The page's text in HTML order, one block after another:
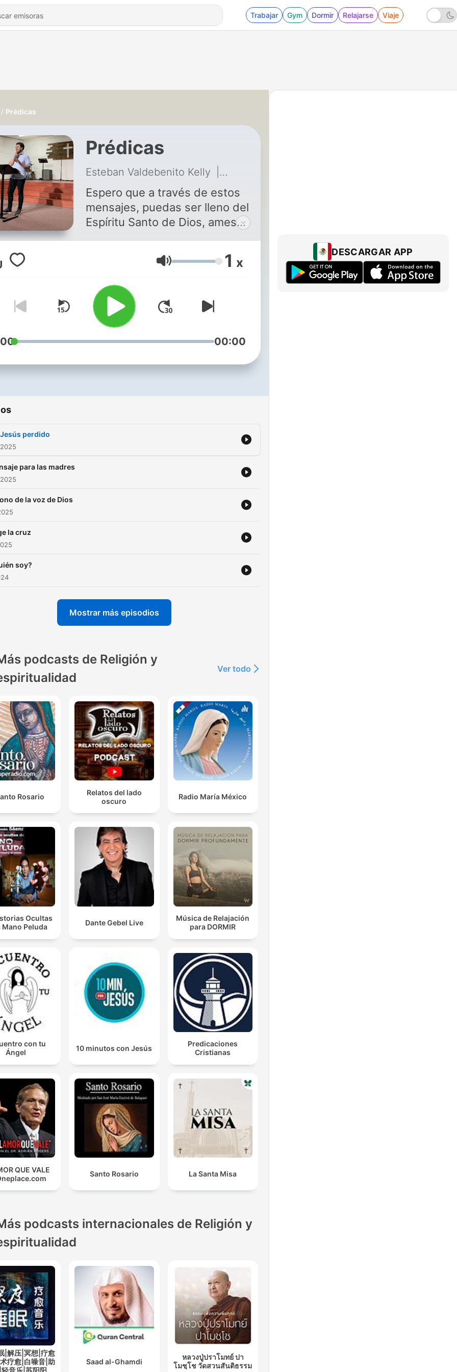
Trabajar Gym Dormir Relajarse Viaje
Prédicas
Prédicas
Esteban Valdebenito Kelly 38 - Un Jesús perdido
Espero que a través de estos
mensajes, puedas ser lleno del
Espíritu Santo de Dios, ames
por el amor del Padre.
Volumen 1 x
00:00
perdido
para las madres
de la voz de Dios
la cruz
soy?
Mostrar más episodios
podcasts de Religión y
Ver todo
Rosario
Relatos del lado
oscuro
Radio María México
Ocultas
Mano Peluda
Dante Gebel Live
Música de Relajación
para DORMIR
con tu
Ángel
10 minutos con Jesús
Predicaciones
Cristianas
QUE VALE
Santo Rosario La Santa Misa
podcasts internacionales de Religión y
|解压|冥想|疗愈
疗愈|白噪音|助
音乐|苏阳阳频
Saad al-Ghamdi
หลวงปู่ปราโมทย์ ปา
โมชฺโช วัดสวนสันติธรรม
DESCARGAR APP